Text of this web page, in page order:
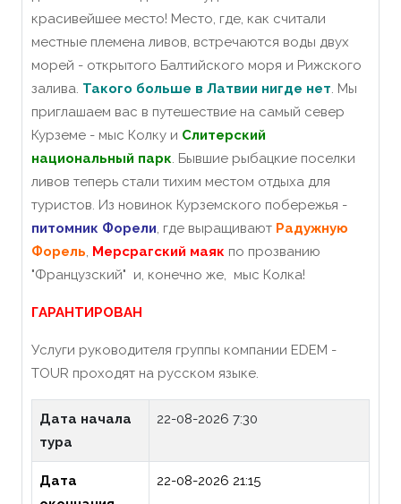
красивейшее место! Место, где, как считали
местные племена ливов, встречаются воды двух
морей - открытого Балтийского моря и Рижского
залива. Такого больше в Латвии нигде нет. Мы
приглашаем вас в путешествие на самый север
Курземе - мыс Колку и Слитерский
национальный парк. Бывшие рыбацкие поселки
ливов теперь стали тихим местом отдыха для
туристов. Из новинок Курземского побережья -
питомник Форели, где выращивают Радужную
Форель, Мерсрагский маяк по прозванию
"Французский" и, конечно же, мыс Колка!
ГАРАНТИРОВАН
Услуги руководителя группы компании EDEM -
TOUR проходят на русском языке.
Дата начала
тура
22-08-2026 7:30
Дата
22-08-2026 21:15